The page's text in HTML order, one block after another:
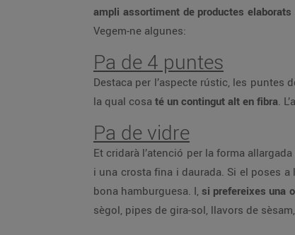
ampli assortiment de productes
Vegem-ne algunes:
Pa de 4 puntes
Destaca per l’aspecte rústic, les puntes
la qual cosa té un contingut alt en fibra.
Pa de vidre
Et cridarà l’atenció per la forma
i una crosta fina i daurada. Si el poses
bona hamburguesa. I, si prefereixes una
sègol, pipes de gira-sol, llavors de